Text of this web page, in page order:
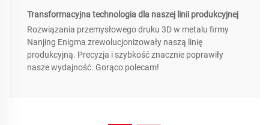
Transformacyjna technologia dla naszej linii produkcyjnej
Rozwiązania przemysłowego druku 3D w metalu firmy
Nanjing Enigma zrewolucjonizowały naszą linię
produkcyjną. Precyzja i szybkość znacznie poprawiły
nasze wydajność. Gorąco polecam!